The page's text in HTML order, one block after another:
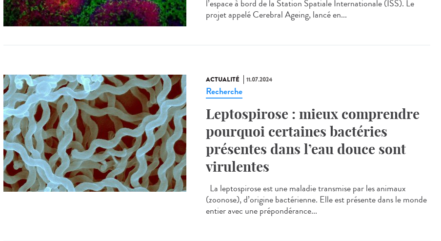
l’espace à bord de la Station Spatiale Internationale (ISS). Le
projet appelé Cerebral Ageing, lancé en...
ACTUALITÉ 11.07.2024
Recherche
Leptospirose : mieux comprendre
pourquoi certaines bactéries
présentes dans l’eau douce sont
virulentes
La leptospirose est une maladie transmise par les animaux
(zoonose), d’origine bactérienne. Elle est présente dans le monde
entier avec une prépondérance...